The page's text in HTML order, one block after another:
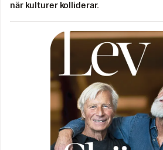
när kulturer kolliderar.